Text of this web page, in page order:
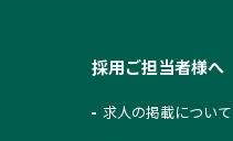
採用ご担当者様へ
求人の掲載について